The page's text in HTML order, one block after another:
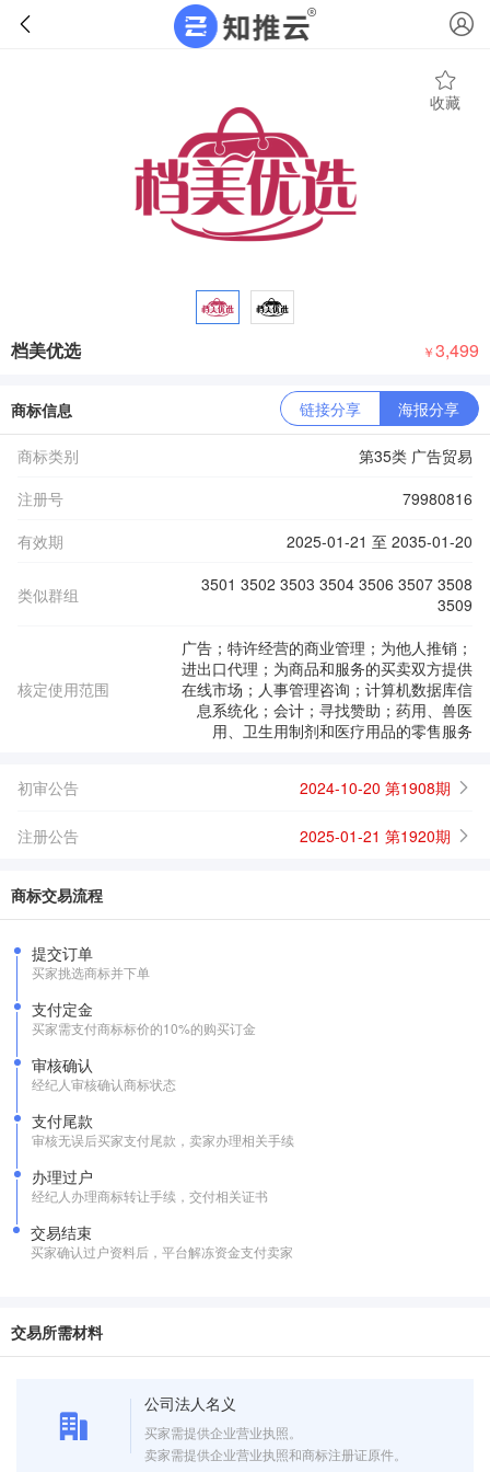
收藏
档美优选 ￥3,499
商标信息 链接分享 海报分享
商标类别
第35类 广告贸易
注册号
79980816
有效期
2025-01-21 至 2035-01-20
类似群组
3501 3502 3503 3504 3506 3507 3508
3509
核定使用范围
广告；特许经营的商业管理；为他人推销；
进出口代理；为商品和服务的买卖双方提供
在线市场；人事管理咨询；计算机数据库信
息系统化；会计；寻找赞助；药用、兽医
用、卫生用制剂和医疗用品的零售服务
初审公告 2024-10-20 第1908期
注册公告 2025-01-21 第1920期
商标交易流程
提交订单
买家挑选商标并下单
支付定金
买家需支付商标标价的10%的购买订金
审核确认
经纪人审核确认商标状态
支付尾款
审核无误后买家支付尾款，卖家办理相关手续
办理过户
经纪人办理商标转让手续，交付相关证书
交易结束
买家确认过户资料后，平台解冻资金支付卖家
交易所需材料
公司法人名义
买家需提供企业营业执照。
卖家需提供企业营业执照和商标注册证原件。